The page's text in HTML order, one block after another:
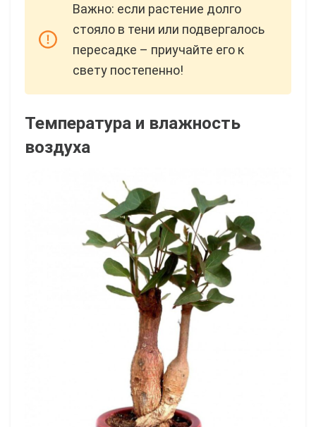
Важно: если растение долго
стояло в тени или подвергалось
пересадке – приучайте его к
свету постепенно!
Температура и влажность
воздуха